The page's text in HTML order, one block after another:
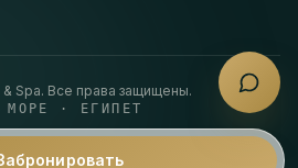
Spa. Все права защищены.
МОРЕ · ЕГИПЕТ